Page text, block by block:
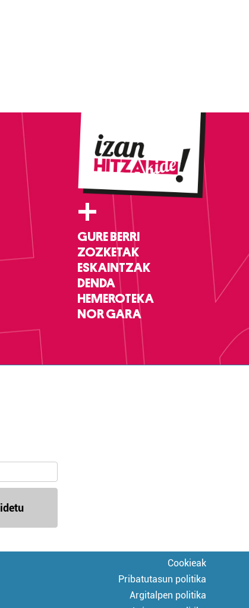
+
GURE BERRI
ZOZKETAK
ESKAINTZAK
DENDA
HEMEROTEKA
NOR GARA
Cookieak
Pribatutasun politika
Argitalpen politika